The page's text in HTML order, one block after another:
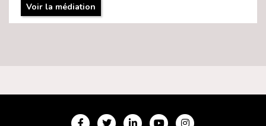
Voir la médiation